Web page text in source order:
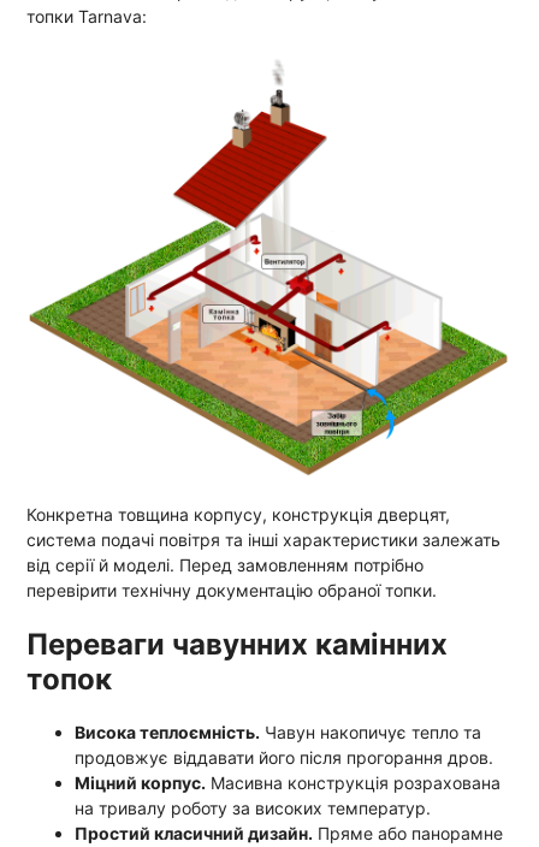
топки Tarnava:
Конкретна товщина корпусу, конструкція дверцят,
система подачі повітря та інші характеристики залежать
від серії й моделі. Перед замовленням потрібно
перевірити технічну документацію обраної топки.
Переваги чавунних камінних
топок
Висока теплоємність. Чавун накопичує тепло та
продовжує віддавати його після прогорання дров.
Міцний корпус. Масивна конструкція розрахована
на тривалу роботу за високих температур.
Простий класичний дизайн. Пряме або панорамне